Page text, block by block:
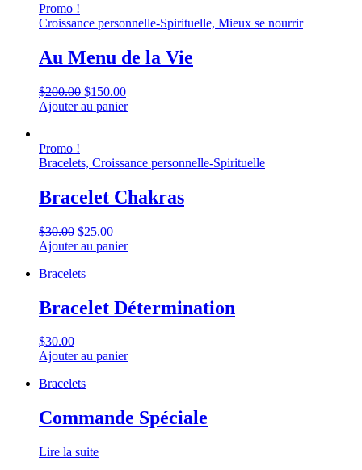
Promo !
Croissance personnelle-Spirituelle, Mieux se nourrir
Au Menu de la Vie
$200.00 $150.00
Ajouter au panier
Promo !
Bracelets, Croissance personnelle-Spirituelle
Bracelet Chakras
$30.00 $25.00
Ajouter au panier
Bracelets
Bracelet Détermination
$30.00
Ajouter au panier
Bracelets
Commande Spéciale
Lire la suite